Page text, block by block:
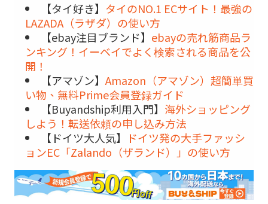
【タイ好き】 タイのNO.1 ECサイト！最強の
LAZADA（ラザダ）の使い方
【ebay注目ブランド】 ebayの売れ筋商品ラ
ンキング！イーベイでよく検索される商品を公
開！
【アマゾン】 Amazon（アマゾン）超簡単買
い物、無料Prime会員登録ガイド
【Buyandship利用入門】 海外ショッピング
しよう！転送依頼の申し込み方法
【ドイツ大人気】
ドイツ発の大手ファッシ
ョンEC「Zalando（ザランド）」の使い方